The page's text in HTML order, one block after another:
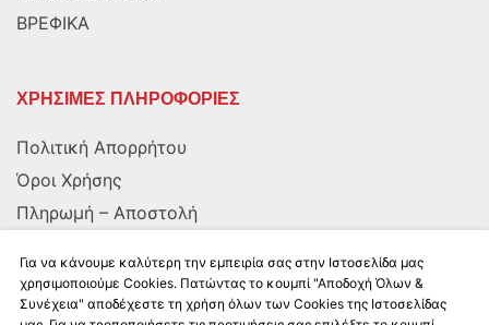
ΒΡΕΦΙΚΑ
ΧΡΗΣΙΜΕΣ ΠΛΗΡΟΦΟΡΙΕΣ
Πολιτική Απορρήτου
Όροι Χρήσης
Πληρωμή – Αποστολή
Για να κάνουμε καλύτερη την εμπειρία σας στην Ιστοσελίδα μας
χρησιμοποιούμε Cookies. Πατώντας το κουμπί "Αποδοχή Όλων &
Συνέχεια" αποδέχεστε τη χρήση όλων των Cookies της Ιστοσελίδας